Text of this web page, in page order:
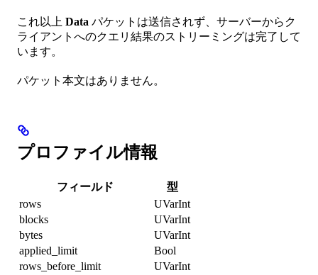
これ以上 Data パケットは送信されず、サーバーからク
ライアントへのクエリ結果のストリーミングは完了して
います。
パケット本文はありません。
プロファイル情報
フィールド
型
rows
UVarInt
blocks
UVarInt
bytes
UVarInt
applied_limit
Bool
rows_before_limit
UVarInt